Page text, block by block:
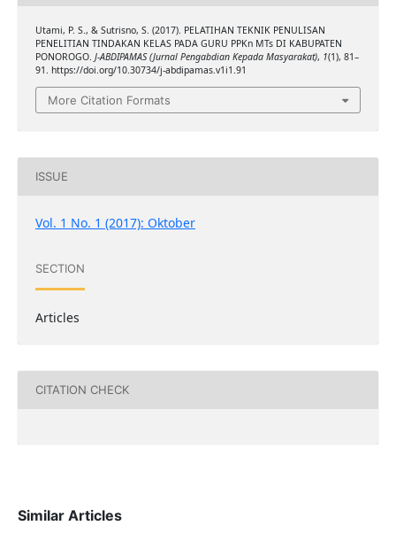
Utami, P. S., & Sutrisno, S. (2017). PELATIHAN TEKNIK PENULISAN
PENELITIAN TINDAKAN KELAS PADA GURU PPKn MTs DI KABUPATEN
PONOROGO. J-ABDIPAMAS (Jurnal Pengabdian Kepada Masyarakat), 1(1), 81–
91. https://doi.org/10.30734/j-abdipamas.v1i1.91
More Citation Formats
ISSUE
Vol. 1 No. 1 (2017): Oktober
SECTION
Articles
CITATION CHECK
Similar Articles